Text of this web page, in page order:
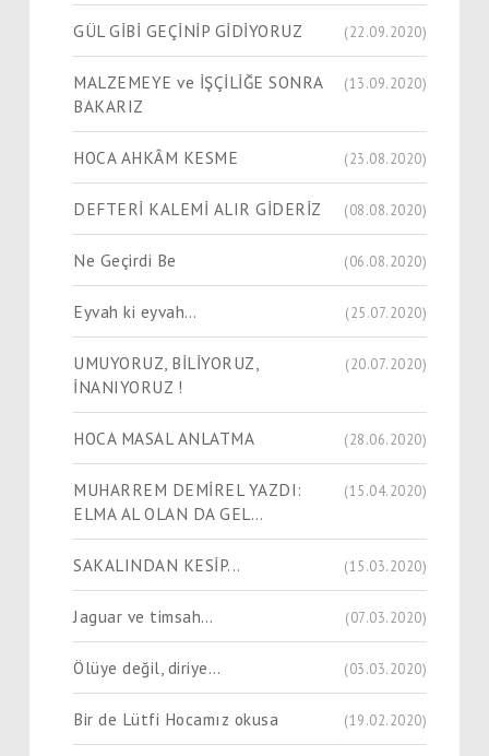
GÜL GİBİ GEÇİNİP GİDİYORUZ (22.09.2020)
MALZEMEYE ve İŞÇİLİĞE SONRA
BAKARIZ
(13.09.2020)
HOCA AHKÂM KESME (23.08.2020)
DEFTERİ KALEMİ ALIR GİDERİZ (08.08.2020)
Ne Geçirdi Be (06.08.2020)
Eyvah ki eyvah… (25.07.2020)
UMUYORUZ, BİLİYORUZ,
İNANIYORUZ !
(20.07.2020)
HOCA MASAL ANLATMA (28.06.2020)
MUHARREM DEMİREL YAZDI:
ELMA AL OLAN DA GEL…
(15.04.2020)
SAKALINDAN KESİP... (15.03.2020)
Jaguar ve timsah… (07.03.2020)
Ölüye değil, diriye… (03.03.2020)
Bir de Lütfi Hocamız okusa (19.02.2020)